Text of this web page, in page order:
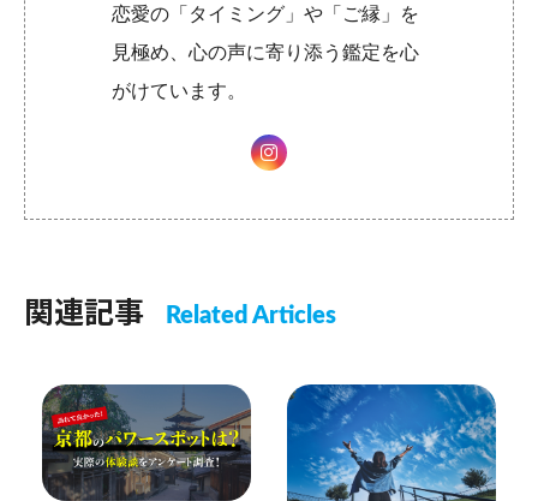
恋愛の「タイミング」や「ご縁」を
見極め、心の声に寄り添う鑑定を心
がけています。
関連記事 Related Articles